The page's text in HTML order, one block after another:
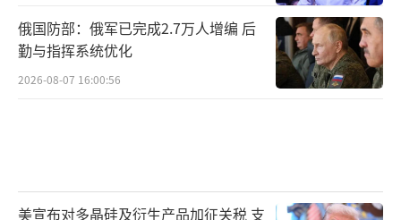
俄国防部：俄军已完成2.7万人增编 后
勤与指挥系统优化
2026-08-07 16:00:56
美宣布对多晶硅及衍生产品加征关税 支